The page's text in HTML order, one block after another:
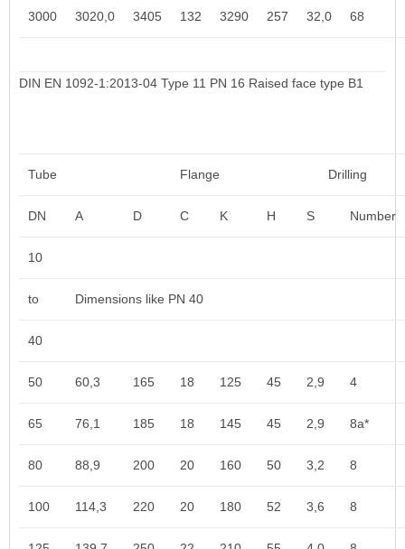
3000 3020,0 3405 132 3290 257 32,0 68
DIN EN 1092-1:2013-04 Type 11 PN 16 Raised face type B1
Tube Flange Drilling
DN A D C K H S Number
10
to Dimensions like PN 40
40
50 60,3 165 18 125 45 2,9 4
65 76,1 185 18 145 45 2,9 8a*
80 88,9 200 20 160 50 3,2 8
100 114,3 220 20 180 52 3,6 8